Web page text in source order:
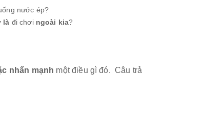
nước ép?
là đi chơi ngoài kia?
nhấn mạnh một điều gì đó. Câu trả